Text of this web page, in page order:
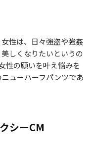
性は、日々強盗や強姦
しくなりたいというの
性の願いを叶え悩みを
ューハーフパンツであ
シーCM